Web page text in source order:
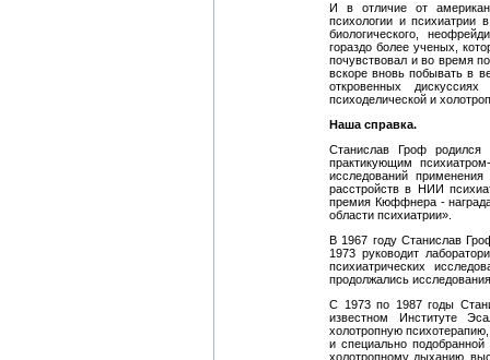
И в отличие от
психологии и психиатрии
биологического,
гораздо более ученых,
почувствовал и во время
вскоре вновь побывать в
откровенных
психоделической и
Наша справка.
Станислав Гроф
практикующим
исследований
расстройств в НИИ
премия Кюффнера -
области психиатрии».
В 1967 году Станислав
1973 руководит
психиатрических
продолжались
С 1973 по 1987 годы
известном Институте
холотропную
и специально
холотропному дыханию,